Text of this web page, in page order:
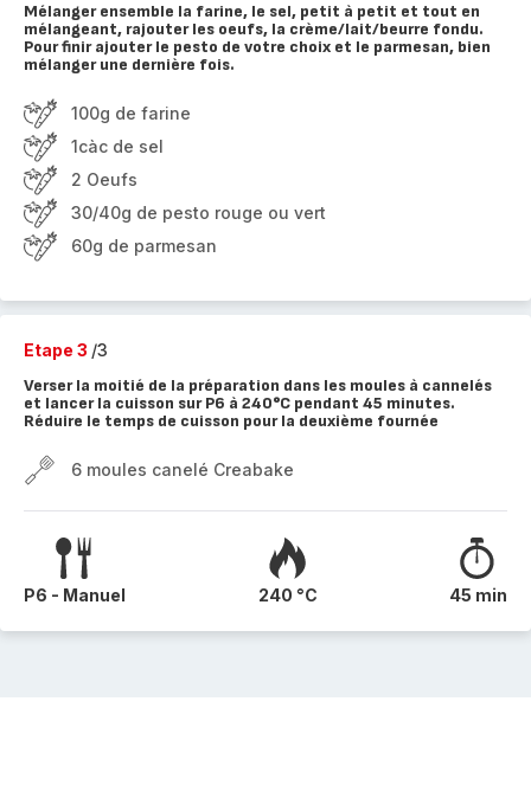
Mélanger ensemble la farine, le sel, petit à petit et tout en
mélangeant, rajouter les oeufs, la crème/lait/beurre fondu.
Pour finir ajouter le pesto de votre choix et le parmesan, bien
mélanger une dernière fois.
100g de farine
1càc de sel
2 Oeufs
30/40g de pesto rouge ou vert
60g de parmesan
Etape 3 /3
Verser la moitié de la préparation dans les moules à cannelés
et lancer la cuisson sur P6 à 240°C pendant 45 minutes.
Réduire le temps de cuisson pour la deuxième fournée
6 moules canelé Creabake
P6 - Manuel 240 °C 45 min